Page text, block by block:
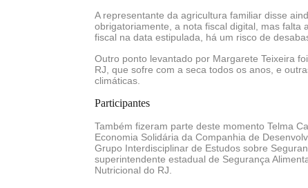
A representante da agricultura familiar disse
obrigatoriamente, a nota fiscal digital, mas falta
fiscal na data estipulada, há um risco de
Outro ponto levantado por Margarete Teixeira
RJ, que sofre com a seca todos os anos, e
climáticas.
Participantes
Também fizeram parte deste momento Telma
Economia Solidária da Companhia de
Grupo Interdisciplinar de Estudos sobre
superintendente estadual de Segurança
Nutricional do RJ.